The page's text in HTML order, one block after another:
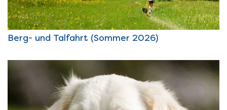
Berg- und Talfahrt (Sommer 2026)